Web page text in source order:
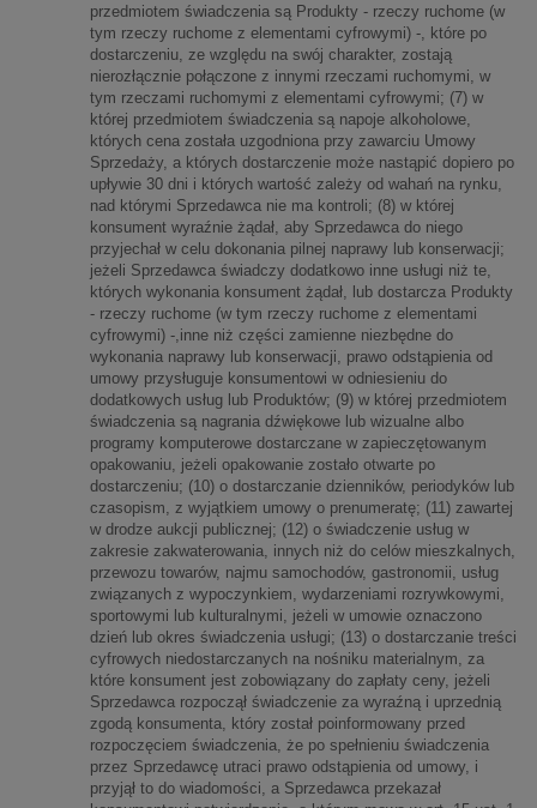
przedmiotem świadczenia są Produkty - rzeczy ruchome (w
tym rzeczy ruchome z elementami cyfrowymi) -, które po
dostarczeniu, ze względu na swój charakter, zostają
nierozłącznie połączone z innymi rzeczami ruchomymi, w
tym rzeczami ruchomymi z elementami cyfrowymi; (7) w
której przedmiotem świadczenia są napoje alkoholowe,
których cena została uzgodniona przy zawarciu Umowy
Sprzedaży, a których dostarczenie może nastąpić dopiero po
upływie 30 dni i których wartość zależy od wahań na rynku,
nad którymi Sprzedawca nie ma kontroli; (8) w której
konsument wyraźnie żądał, aby Sprzedawca do niego
przyjechał w celu dokonania pilnej naprawy lub konserwacji;
jeżeli Sprzedawca świadczy dodatkowo inne usługi niż te,
których wykonania konsument żądał, lub dostarcza Produkty
- rzeczy ruchome (w tym rzeczy ruchome z elementami
cyfrowymi) -,inne niż części zamienne niezbędne do
wykonania naprawy lub konserwacji, prawo odstąpienia od
umowy przysługuje konsumentowi w odniesieniu do
dodatkowych usług lub Produktów; (9) w której przedmiotem
świadczenia są nagrania dźwiękowe lub wizualne albo
programy komputerowe dostarczane w zapieczętowanym
opakowaniu, jeżeli opakowanie zostało otwarte po
dostarczeniu; (10) o dostarczanie dzienników, periodyków lub
czasopism, z wyjątkiem umowy o prenumeratę; (11) zawartej
w drodze aukcji publicznej; (12) o świadczenie usług w
zakresie zakwaterowania, innych niż do celów mieszkalnych,
przewozu towarów, najmu samochodów, gastronomii, usług
związanych z wypoczynkiem, wydarzeniami rozrywkowymi,
sportowymi lub kulturalnymi, jeżeli w umowie oznaczono
dzień lub okres świadczenia usługi; (13) o dostarczanie treści
cyfrowych niedostarczanych na nośniku materialnym, za
które konsument jest zobowiązany do zapłaty ceny, jeżeli
Sprzedawca rozpoczął świadczenie za wyraźną i uprzednią
zgodą konsumenta, który został poinformowany przed
rozpoczęciem świadczenia, że po spełnieniu świadczenia
przez Sprzedawcę utraci prawo odstąpienia od umowy, i
przyjął to do wiadomości, a Sprzedawca przekazał